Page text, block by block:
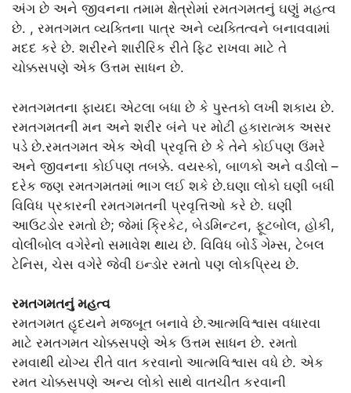
અંગ છે અને જીવનના તમામ ક્ષેત્રોમાં રમતગમતનું ઘણું મહત્વ
છે. , રમતગમત વ્યક્તિના પાત્ર અને વ્યક્તિત્વને બનાવવામાં
મદદ કરે છે. શરીરને શારીરિક રીતે ફિટ રાખવા માટે તે
ચોક્કસપણે એક ઉત્તમ સાધન છે.
રમતગમતના ફાયદા એટલા બધા છે કે પુસ્તકો લખી શકાય છે.
રમતગમતની મન અને શરીર બંને પર મોટી હકારાત્મક અસર
પડે છે.રમતગમત એક એવી પ્રવૃત્તિ છે કે તેને કોઈપણ ઉંમરે
અને જીવનના કોઈપણ તબક્કે. વયસ્કો, બાળકો અને વડીલો –
દરેક જણ રમતગમતમાં ભાગ લઈ શકે છે.ઘણા લોકો ઘણી બધી
વિવિધ પ્રકારની રમતગમતની પ્રવૃત્તિઓ કરે છે. ઘણી
આઉટડોર રમતો છે; જેમાં ક્રિકેટ, બેડમિન્ટન, ફૂટબોલ, હોકી,
વોલીબોલ વગેરેનો સમાવેશ થાય છે. વિવિધ બોર્ડ ગેમ્સ, ટેબલ
ટેનિસ, ચેસ વગેરે જેવી ઇન્ડોર રમતો પણ લોકપ્રિય છે.
રમતગમતનું મહત્વ
રમતગમત હૃદયને મજબૂત બનાવે છે.આત્મવિશ્વાસ વધારવા
માટે રમતગમત ચોક્કસપણે એક ઉત્તમ સાધન છે. રમતો
રમવાથી યોગ્ય રીતે વાત કરવાનો આત્મવિશ્વાસ વધે છે. એક
રમત ચોક્કસપણે અન્ય લોકો સાથે વાતચીત કરવાની